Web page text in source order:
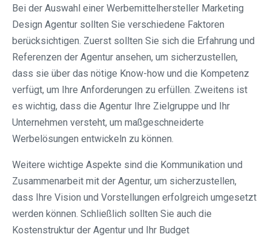
Bei der Auswahl einer Werbemittelhersteller Marketing
Design Agentur sollten Sie verschiedene Faktoren
berücksichtigen. Zuerst sollten Sie sich die Erfahrung und
Referenzen der Agentur ansehen, um sicherzustellen,
dass sie über das nötige Know-how und die Kompetenz
verfügt, um Ihre Anforderungen zu erfüllen. Zweitens ist
es wichtig, dass die Agentur Ihre Zielgruppe und Ihr
Unternehmen versteht, um maßgeschneiderte
Werbelösungen entwickeln zu können.
Weitere wichtige Aspekte sind die Kommunikation und
Zusammenarbeit mit der Agentur, um sicherzustellen,
dass Ihre Vision und Vorstellungen erfolgreich umgesetzt
werden können. Schließlich sollten Sie auch die
Kostenstruktur der Agentur und Ihr Budget